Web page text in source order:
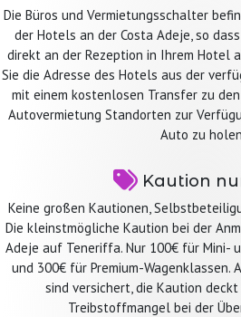
Die Büros und Vermietungsschalter
der Hotels an der Costa Adeje, so
direkt an der Rezeption in Ihrem Hotel
Sie die Adresse des Hotels aus der
mit einem kostenlosen Transfer zu
Autovermietung Standorten zur
Auto zu
Kaution
Keine großen Kautionen,
Die kleinstmögliche Kaution bei der
Adeje auf Teneriffa. Nur 100€ für Mini-
und 300€ für Premium-Wagenklassen.
sind versichert, die Kaution
Treibstoffmangel bei der